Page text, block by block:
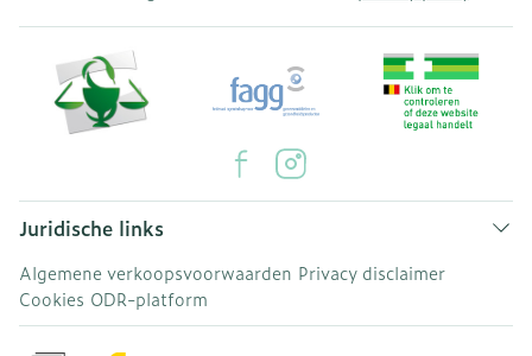
Juridische links
Algemene verkoopsvoorwaarden Privacy disclaimer
Cookies ODR-platform